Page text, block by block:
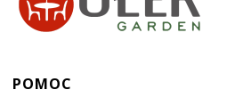
Linki w stopce
POMOC